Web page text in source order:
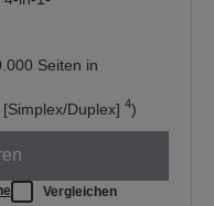
Seiten in
Duplex] 4)
Vergleichen